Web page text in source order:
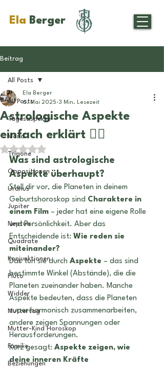
Ela Berger
Beitrag
All Posts
Tagesaspekte
Mond
Trigone
Oppositionen
Uranus
Jupiter
Neptun
Quadrate
Konjunktionen
Pluto
Widder
Muttertag
Mutter-Kind Horoskop
Familie
Beziehungen
All Posts
Astrologische Aspekte
einfach erklärt 👌🏼
Ela Berger
6. Mai 2025 3 Min. Lesezeit
Mit NaN von 5 Sternen bewertet.
Was sind astrologische
Aspekte überhaupt?
Stell dir vor, die Planeten in deinem
Geburtshoroskop sind Charaktere in
einem Film – jeder hat eine eigene Rolle
und Persönlichkeit. Aber das
Entscheidende ist: Wie reden sie
miteinander?
Das tun sie durch Aspekte – das sind
bestimmte Winkel (Abstände), die die
Planeten zueinander haben. Manche
Aspekte bedeuten, dass die Planeten
super harmonisch zusammenarbeiten,
andere zeigen Spannungen oder
Herausforderungen.
Kurz gesagt: Aspekte zeigen, wie
deine inneren Kräfte